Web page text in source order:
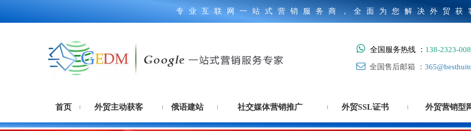
专业互联网一站式营销服务商，全面为您解决外贸获
 全国服务热线 ： 138-2323-
 全国售后邮箱 ：
首页 外贸主动获客 俄语建站 社交媒体营销推广 外贸SSL证书 外贸营销型